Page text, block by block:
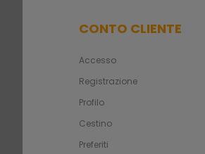
CONTO CLIENTE
Accesso
Registrazione
Profilo
Cestino
Preferiti